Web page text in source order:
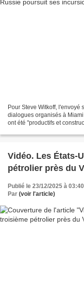
Pour Steve Witkoff,
dialogues organisés à
ont été "productifs et
Vidéo. Les États-
pétrolier près du
Publié le 23/12/2025 à 03:40
Par (voir l'article)